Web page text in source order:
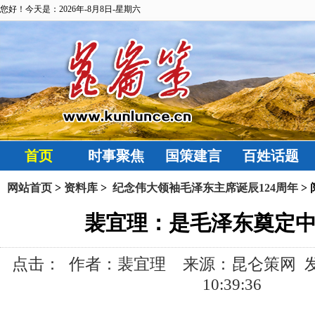
您好！今天是：2026年-8月8日-星期六
首页 时事聚焦 国策建言 百姓话题
网站首页 > 资料库 > 纪念伟大领袖毛泽东主席诞辰124周年 >
裴宜理：是毛泽东奠定
点击：
作者：裴宜理 来源：昆仑策网
10:39:36